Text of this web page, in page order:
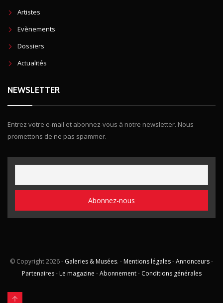
Artistes
Evènements
Dossiers
Actualités
NEWSLETTER
Entrez votre e-mail et abonnez-vous à notre newsletter. Nous
promettons de ne pas spammer.
© Copyright2026 - Galeries & Musées. - Mentions légales-Annonceurs-
Partenaires- Le magazine -Abonnement- Conditions générales